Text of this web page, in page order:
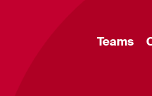
Teams